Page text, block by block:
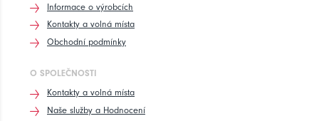
Informace o výrobcích
Kontakty a volná místa
Obchodní podmínky
O SPOLEČNOSTI
Kontakty a volná místa
Naše služby a Hodnocení